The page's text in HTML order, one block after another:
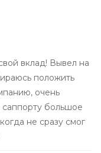
вклад! Вывел на
положить
очень
большое
не сразу смог